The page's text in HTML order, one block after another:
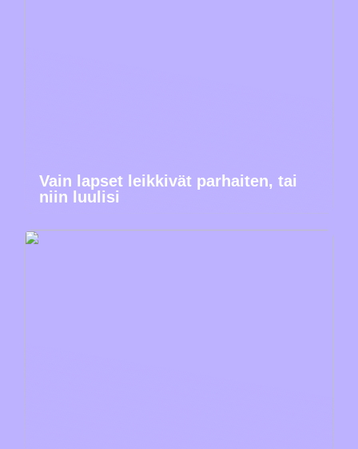
Vain lapset leikkivät parhaiten, tai
niin luulisi